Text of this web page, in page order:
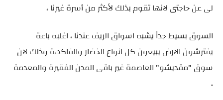
لى عن حاجتى لانها تقوم بذلك لأكثر من أسرة غيرنا ،
السوق بسيط جداً يشبه اسواق الريف عندنا ، اغلبه باعة
يفترشون الارض يبيعون كل انواع الخضار والفاكهة وذلك لان
سوق "مقديشو" العاصمة غير باقى المدن الفقيرة والمعدمة
،